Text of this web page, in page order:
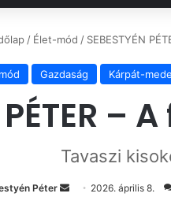
/ Élet-mód / SEBESTYÉN
Gazdaság Kárpát-
PÉTER
Tavaszi
Péter
Send 2026. április 8.